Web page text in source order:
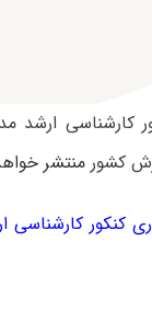
کارشناسی
منتشر
کنکور کارشناسی